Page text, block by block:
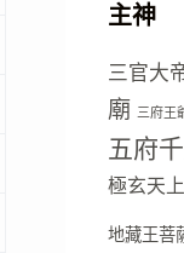
主神
三官大
廟 三府王
五府
極玄天
地藏王菩